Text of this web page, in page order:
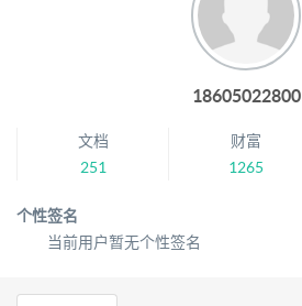
18605022800
文档
251
财富
1265
个性签名
当前用户暂无个性签名